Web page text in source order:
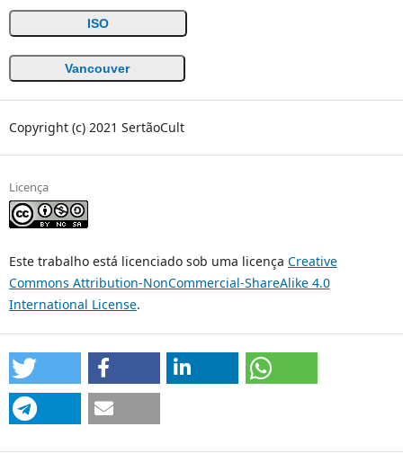
ISO
Vancouver
Copyright (c) 2021 SertãoCult
Licença
Este trabalho está licenciado sob uma licença Creative
Commons Attribution-NonCommercial-ShareAlike 4.0
International License.